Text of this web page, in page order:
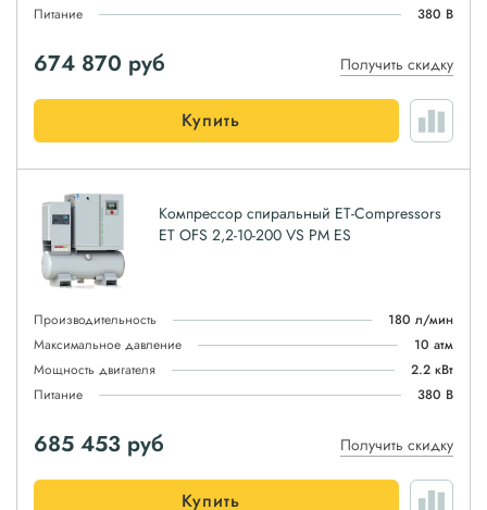
Питание
380 В
674 870 руб Получить скидку
Купить
Компрессор спиральный ET-Compressors
ET OFS 2,2-10-200 VS PM ES
Производительность
180 л/мин
Максимальное давление
10 атм
Мощность двигателя
2.2 кВт
Питание
380 В
685 453 руб Получить скидку
Купить